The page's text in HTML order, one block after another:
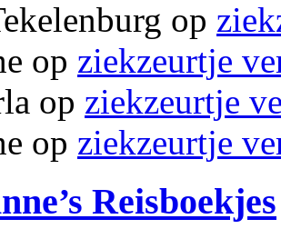
op
op ziekzeurtje
op ziekzeurtje
op ziekzeurtje
Reisboekjes